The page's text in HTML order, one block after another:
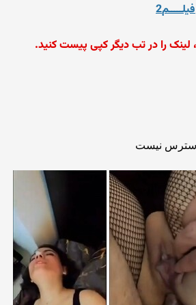
فیلـــــم2
را در تب دیگر کپی پیست کنید.